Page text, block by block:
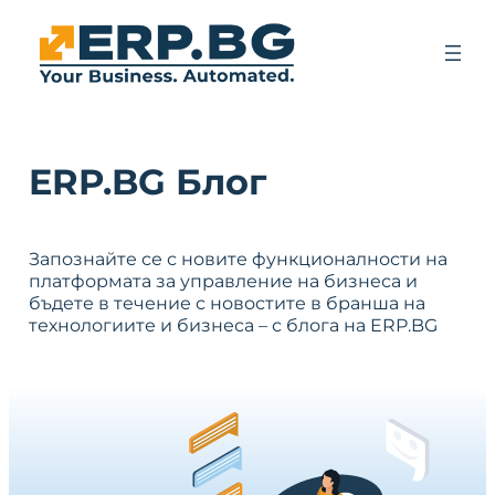
ERP.BG Блог
Запознайте се с новите функционалности на
платформата за управление на бизнеса и
бъдете в течение с новостите в бранша на
технологиите и бизнеса – с блога на ERP.BG